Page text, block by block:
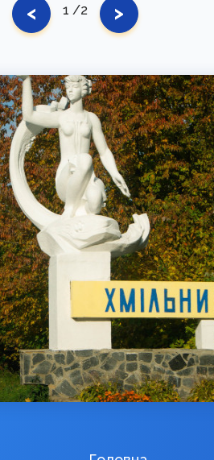
< 1 /2 >